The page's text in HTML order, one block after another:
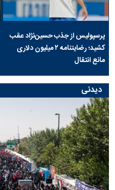
پرسپولیس از جذب حسین‌نژاد عقب
کشید؛ رضایتنامه ۲ میلیون دلاری
مانع انتقال
دیدنی